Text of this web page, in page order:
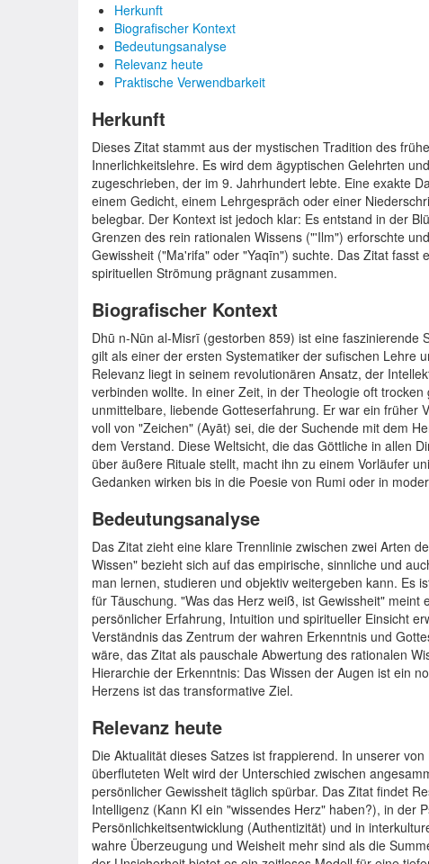
Herkunft
Biografischer Kontext
Bedeutungsanalyse
Relevanz heute
Praktische Verwendbarkeit
Herkunft
Dieses Zitat stammt aus der mystischen Tradition des
Innerlichkeitslehre. Es wird dem ägyptischen Gelehrten
zugeschrieben, der im 9. Jahrhundert lebte. Eine exakte
einem Gedicht, einem Lehrgespräch oder einer
belegbar. Der Kontext ist jedoch klar: Es entstand in der
Grenzen des rein rationalen Wissens ("'Ilm") erforschte
Gewissheit ("Ma'rifa" oder "Yaqīn") suchte. Das Zitat fasst
spirituellen Strömung prägnant zusammen.
Biografischer Kontext
Dhū n-Nūn al-Misrī (gestorben 859) ist eine faszinierende
gilt als einer der ersten Systematiker der sufischen Lehre
Relevanz liegt in seinem revolutionären Ansatz, der
verbinden wollte. In einer Zeit, in der Theologie oft
unmittelbare, liebende Gotteserfahrung. Er war ein früher
voll von "Zeichen" (Ayāt) sei, die der Suchende mit dem
dem Verstand. Diese Weltsicht, die das Göttliche in allen
über äußere Rituale stellt, macht ihn zu einem Vorläufer
Gedanken wirken bis in die Poesie von Rumi oder in
Bedeutungsanalyse
Das Zitat zieht eine klare Trennlinie zwischen zwei Arten
Wissen" bezieht sich auf das empirische, sinnliche und
man lernen, studieren und objektiv weitergeben kann. Es
für Täuschung. "Was das Herz weiß, ist Gewissheit"
persönlicher Erfahrung, Intuition und spiritueller Einsicht
Verständnis das Zentrum der wahren Erkenntnis und
wäre, das Zitat als pauschale Abwertung des rationalen
Hierarchie der Erkenntnis: Das Wissen der Augen ist ein
Herzens ist das transformative Ziel.
Relevanz heute
Die Aktualität dieses Satzes ist frappierend. In unserer
überfluteten Welt wird der Unterschied zwischen
persönlicher Gewissheit täglich spürbar. Das Zitat findet
Intelligenz (Kann KI ein "wissendes Herz" haben?), in der
Persönlichkeitsentwicklung (Authentizität) und in
wahre Überzeugung und Weisheit mehr sind als die